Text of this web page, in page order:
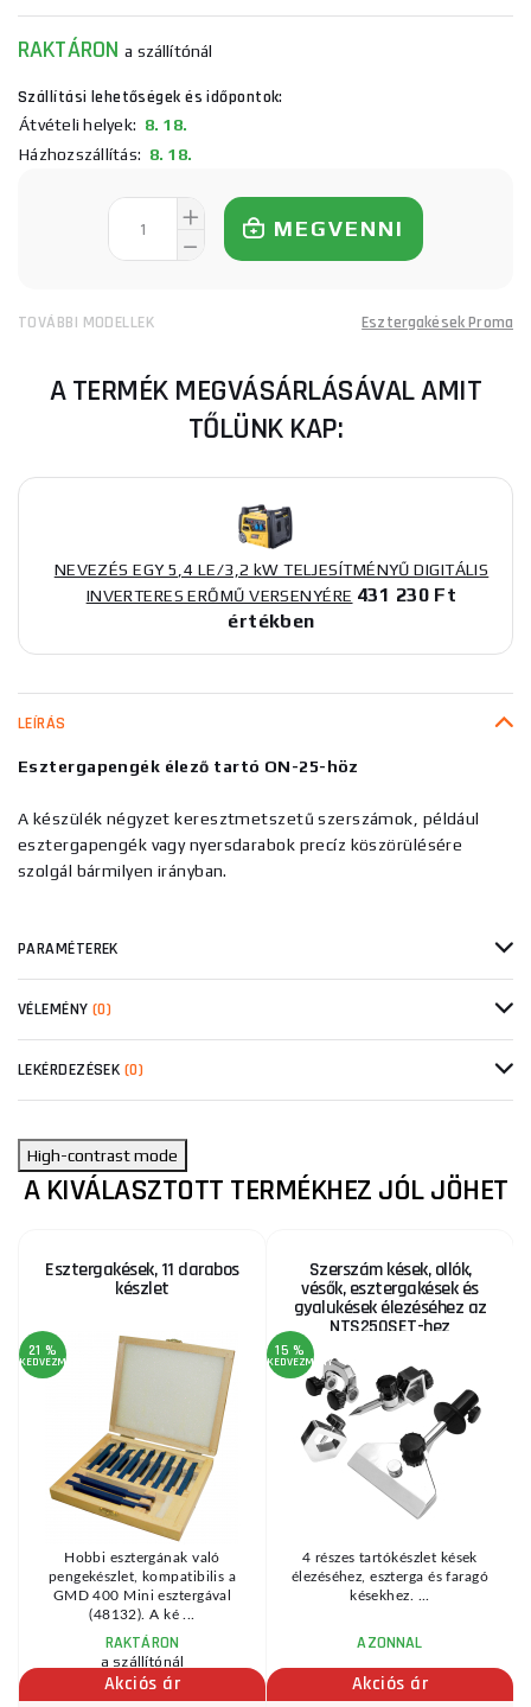
RAKTÁRONa szállítónál
Szállítási lehetőségek és időpontok:
Átvételi helyek: 8. 18.
Házhozszállítás: 8. 18.
MEGVENNI
TOVÁBBI MODELLEK Esztergakések Proma
A TERMÉK MEGVÁSÁRLÁSÁVAL AMIT
TŐLÜNK KAP:
NEVEZÉS EGY 5,4 LE/3,2 kW TELJESÍTMÉNYŰ DIGITÁLIS
INVERTERES ERŐMŰ VERSENYÉRE 431 230 Ft
értékben
LEÍRÁS
Esztergapengék élező tartó ON-25-höz
A készülék négyzet keresztmetszetű szerszámok, például
esztergapengék vagy nyersdarabok precíz köszörülésére
szolgál bármilyen irányban.
PARAMÉTEREK
VÉLEMÉNY (0)
LEKÉRDEZÉSEK (0)
High-contrast mode
A KIVÁLASZTOTT TERMÉKHEZ JÓL JÖHET
Esztergakések, 11 darabos
készlet
21 %
KEDVEZMÉNY
Hobbi esztergának való
pengekészlet, kompatibilis a
GMD 400 Mini esztergával
(48132). A ké ...
RAKTÁRON
a szállítónál
Akciós ár
Szerszám kések, ollók,
vésők, esztergakések és
gyalukések élezéséhez az
NTS250SET-hez
15 %
KEDVEZMÉNY
4 részes tartókészlet kések
élezéséhez, eszterga és faragó
késekhez. ...
AZONNAL
Akciós ár